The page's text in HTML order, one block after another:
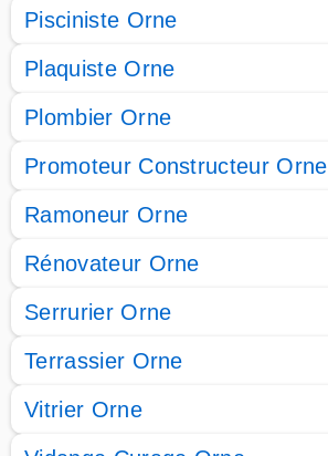
Pisciniste Orne
Plaquiste Orne
Plombier Orne
Promoteur Constructeur Orne
Ramoneur Orne
Rénovateur Orne
Serrurier Orne
Terrassier Orne
Vitrier Orne